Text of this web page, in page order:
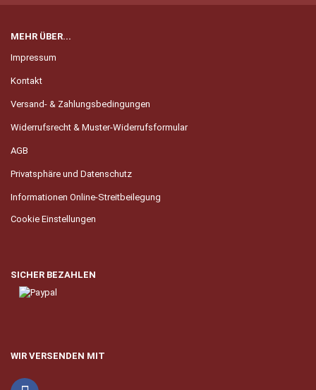
MEHR ÜBER...
Impressum
Kontakt
Versand- & Zahlungsbedingungen
Widerrufsrecht & Muster-Widerrufsformular
AGB
Privatsphäre und Datenschutz
Informationen Online-Streitbeilegung
Cookie Einstellungen
SICHER BEZAHLEN
WIR VERSENDEN MIT